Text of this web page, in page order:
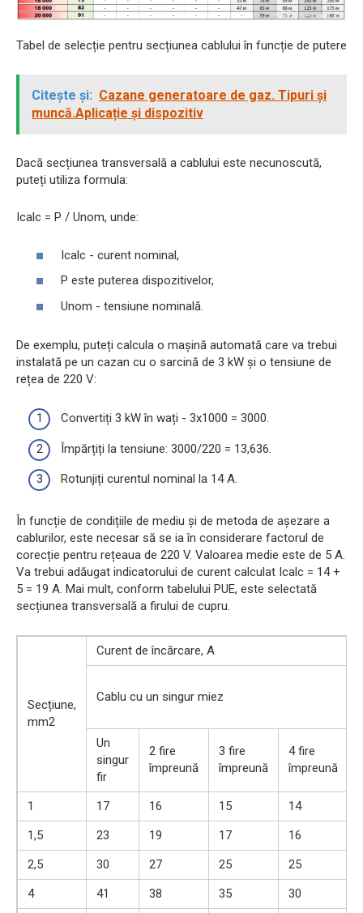
Tabel de selecție pentru secțiunea cablului în funcție de putere
Citește și: Cazane generatoare de gaz. Tipuri și
muncă.Aplicație și dispozitiv
Dacă secțiunea transversală a cablului este necunoscută,
puteți utiliza formula:
Icalc = P / Unom, unde:
Icalc - curent nominal,
P este puterea dispozitivelor,
Unom - tensiune nominală.
De exemplu, puteți calcula o mașină automată care va trebui
instalată pe un cazan cu o sarcină de 3 kW și o tensiune de
rețea de 220 V:
Convertiți 3 kW în wați - 3x1000 = 3000.
Împărțiți la tensiune: 3000/220 = 13,636.
Rotunjiți curentul nominal la 14 A.
În funcție de condițiile de mediu și de metoda de așezare a
cablurilor, este necesar să se ia în considerare factorul de
corecție pentru rețeaua de 220 V. Valoarea medie este de 5 A.
Va trebui adăugat indicatorului de curent calculat Icalc = 14 +
5 = 19 A. Mai mult, conform tabelului PUE, este selectată
secțiunea transversală a firului de cupru.
Secțiune,
mm2
Curent de încărcare, A
Cablu cu un singur miez
Un
singur
fir
2 fire
împreună
3 fire
împreună
4 fire
împreună
1 17 16 15 14
1,5
23 19 17 16
2,5
30 27 25 25
4
41 38 35 30